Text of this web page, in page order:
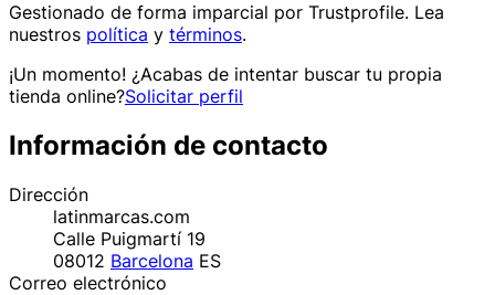
Gestionado de forma imparcial por Trustprofile. Lea
nuestros política y términos.
¡Un momento! ¿Acabas de intentar buscar tu propia
tienda online?Solicitar perfil
Información de contacto
Dirección
latinmarcas.com
Calle Puigmartí 19
08012 Barcelona ES
Correo electrónico